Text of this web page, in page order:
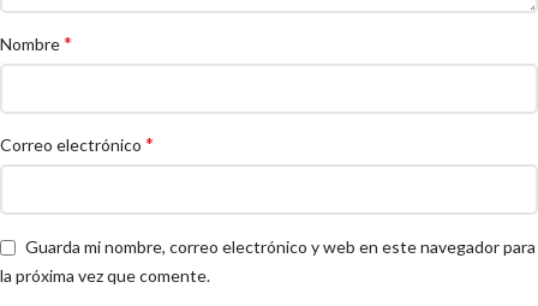
Nombre*
Correo electrónico *
Guarda mi nombre, correo electrónico y web en este navegador para
la próxima vez que comente.